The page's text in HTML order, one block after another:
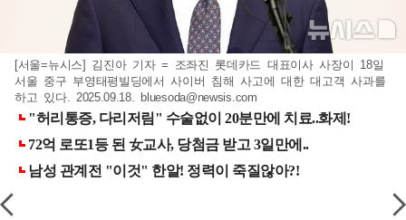
[서울=뉴시스] 김진아 기자 = 조좌진 롯데카드 대표이사 사장이 18일
서울 중구 부영태평빌딩에서 사이버 침해 사고에 대한 대고객 사과를
하고 있다. 2025.09.18. bluesoda@newsis.com